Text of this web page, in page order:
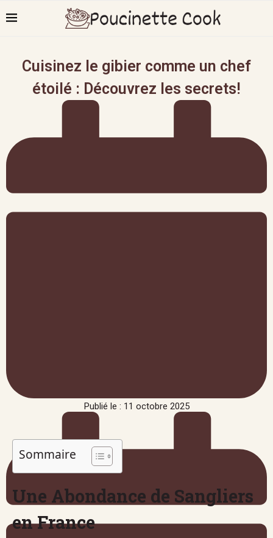
Cuisinez le gibier comme un chef
étoilé : Découvrez les secrets!
Publié le : 11 octobre 2025
Sommaire
Une Abondance de Sangliers
en France